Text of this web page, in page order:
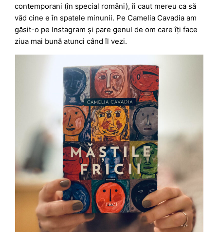
contemporani (în special români), îi caut mereu ca să
văd cine e în spatele minunii. Pe Camelia Cavadia am
găsit-o pe Instagram și pare genul de om care îți face
ziua mai bună atunci când îl vezi.